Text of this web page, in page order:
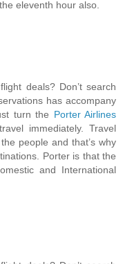
eleventh hour also.
deals? Don’t search
has accompany
turn the Porter Airlines
immediately. Travel
people and that’s why
Porter is that the
and International